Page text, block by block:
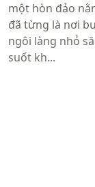
một hòn đảo
đã từng là nơi
ngôi làng nhỏ
suốt kh...